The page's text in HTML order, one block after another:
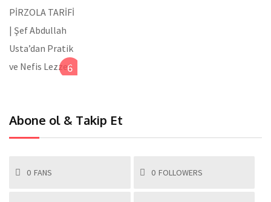
6
Abone ol & Takip Et
0 FANS 0 FOLLOWERS